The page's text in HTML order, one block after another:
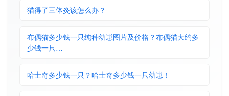
猫得了三体炎该怎么办？
布偶猫多少钱一只纯种幼崽图片及价格？布偶猫大约多
少钱一只…
哈士奇多少钱一只？哈士奇多少钱一只幼崽！